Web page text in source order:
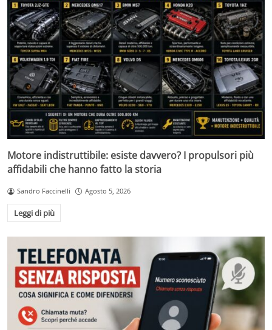
Motore indistruttibile: esiste davvero? I propulsori più
affidabili che hanno fatto la storia
Sandro Faccinelli Agosto 5, 2026
Leggi di più